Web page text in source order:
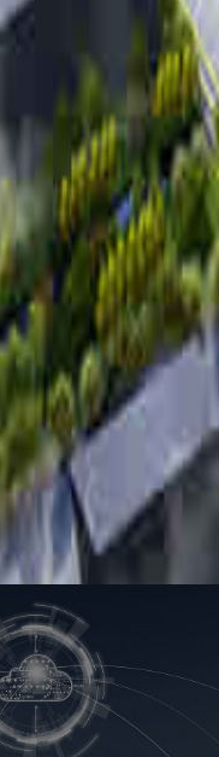
197225.3㎡，建筑面
五入归家，两轴生活